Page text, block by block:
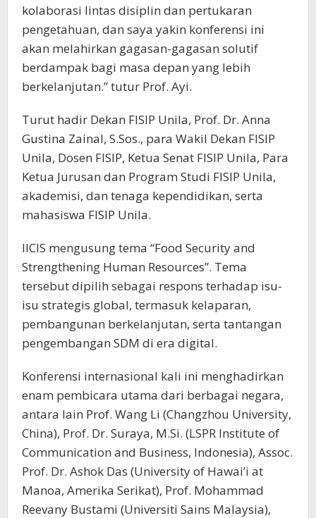
kolaborasi lintas disiplin dan pertukaran
pengetahuan, dan saya yakin konferensi ini
akan melahirkan gagasan-gagasan solutif
berdampak bagi masa depan yang lebih
berkelanjutan.” tutur Prof. Ayi.
Turut hadir Dekan FISIP Unila, Prof. Dr. Anna
Gustina Zainal, S.Sos., para Wakil Dekan FISIP
Unila, Dosen FISIP, Ketua Senat FISIP Unila, Para
Ketua Jurusan dan Program Studi FISIP Unila,
akademisi, dan tenaga kependidikan, serta
mahasiswa FISIP Unila.
IICIS mengusung tema “Food Security and
Strengthening Human Resources”. Tema
tersebut dipilih sebagai respons terhadap isu-
isu strategis global, termasuk kelaparan,
pembangunan berkelanjutan, serta tantangan
pengembangan SDM di era digital.
Konferensi internasional kali ini menghadirkan
enam pembicara utama dari berbagai negara,
antara lain Prof. Wang Li (Changzhou University,
China), Prof. Dr. Suraya, M.Si. (LSPR Institute of
Communication and Business, Indonesia), Assoc.
Prof. Dr. Ashok Das (University of Hawai’i at
Manoa, Amerika Serikat), Prof. Mohammad
Reevany Bustami (Universiti Sains Malaysia),